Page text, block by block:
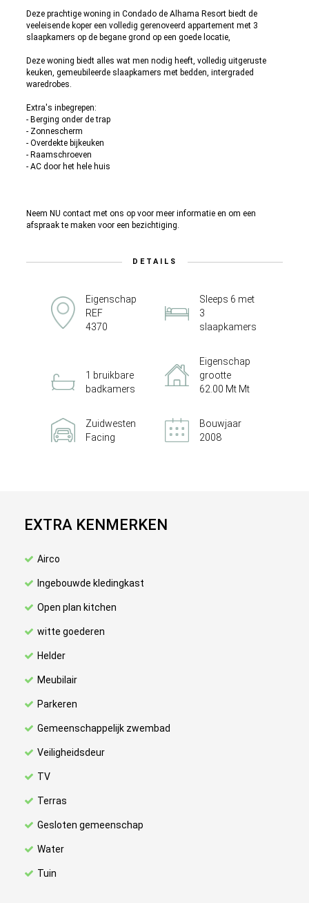
Deze prachtige woning in Condado de Alhama Resort biedt de
veeleisende koper een volledig gerenoveerd appartement met 3
slaapkamers op de begane grond op een goede locatie,
Deze woning biedt alles wat men nodig heeft, volledig uitgeruste
keuken, gemeubileerde slaapkamers met bedden, intergraded
waredrobes.
Extra's inbegrepen:
- Berging onder de trap
- Zonnescherm
- Overdekte bijkeuken
- Raamschroeven
- AC door het hele huis
Neem NU contact met ons op voor meer informatie en om een
afspraak te maken voor een bezichtiging.
DETAILS
Eigenschap
REF
4370
Sleeps 6 met
3
slaapkamers
1 bruikbare
badkamers
Eigenschap
grootte
62.00 Mt Mt
Zuidwesten
Facing
Bouwjaar
2008
EXTRA KENMERKEN
Airco
Ingebouwde kledingkast
Open plan kitchen
witte goederen
Helder
Meubilair
Parkeren
Gemeenschappelijk zwembad
Veiligheidsdeur
TV
Terras
Gesloten gemeenschap
Water
Tuin